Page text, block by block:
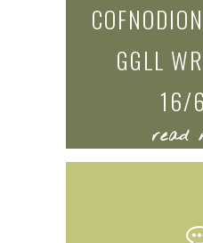
GGLL
16/
read